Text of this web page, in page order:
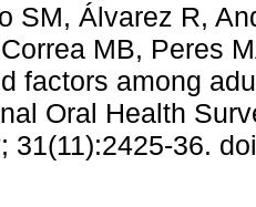
SM, Álvarez R,
MB, Peres
factors among
Oral Health
31(11):2425-36.